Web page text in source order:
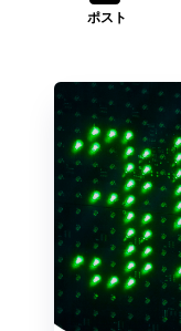
ポスト